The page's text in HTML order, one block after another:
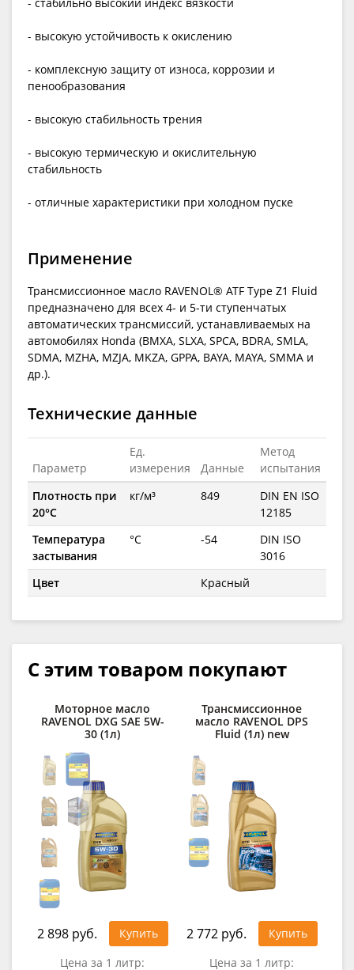
- высокую устойчивость к окислению
- комплексную защиту от износа, коррозии и
пенообразования
- высокую стабильность трения
- высокую термическую и окислительную
стабильность
- отличные характеристики при холодном пуске
Применение
Трансмиссионное масло RAVENOL® ATF Type Z1 Fluid
предназначено для всех 4- и 5-ти ступенчатых
автоматических трансмиссий, устанавливаемых на
автомобилях Honda (BMXA, SLXA, SPCA, BDRA, SMLA,
SDMA, MZHA, MZJA, MKZA, GPPA, BAYA, MAYA, SMMA и
др.).
Технические данные
Параметр
Ед.
измерения
Данные
Метод
испытания
Плотность при
20°C
кг/м³ 849
DIN EN ISO
12185
Температура
застывания
°C -54
DIN ISO
3016
Цвет
Красный
С этим товаром покупают
Моторное масло
RAVENOL DXG SAE 5W-
30 (1л)
2 898 руб.
Купить
Цена за 1 литр:
Трансмиссионное
масло RAVENOL DPS
Fluid (1л) new
2 772 руб.
Купить
Цена за 1 литр: